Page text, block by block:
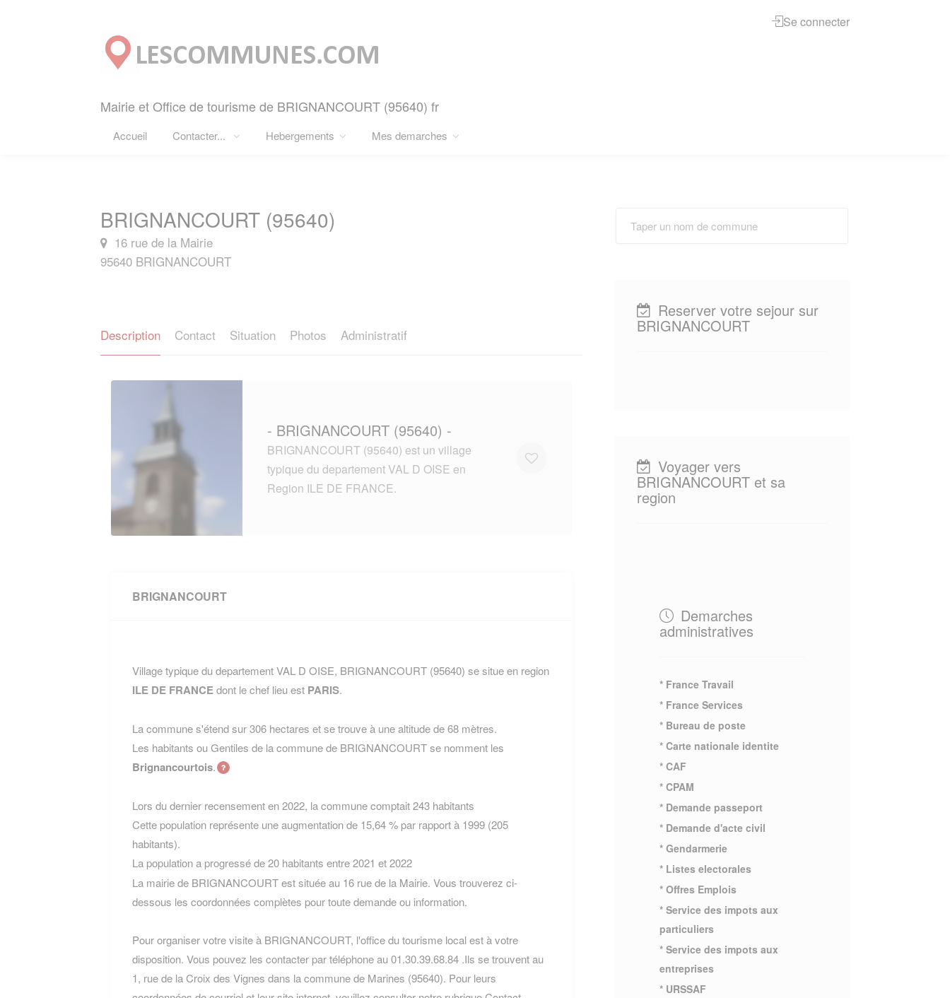
Mairie et Office de tourisme de BRIGNANCOURT (95640) fr
Accueil Contacter... Hebergements Mes demarches
Se connecter
BRIGNANCOURT (95640)
16 rue de la Mairie
95640 BRIGNANCOURT
Description Contact Situation Photos Administratif
- BRIGNANCOURT (95640) -
BRIGNANCOURT (95640) est un village
typique du departement VAL D OISE en
Region ILE DE FRANCE.
BRIGNANCOURT
Village typique du departement VAL D OISE, BRIGNANCOURT (95640) se situe en region
ILE DE FRANCEdont le chef lieu est PARIS.
La commune s'étend sur 306 hectares et se trouve à une altitude de 68 mètres.
Les habitants ou Gentiles de la commune de BRIGNANCOURT se nomment les
Brignancourtois.
Lors du dernier recensement en 2022, la commune comptait 243 habitants
Cette population représente une augmentation de 15,64 % par rapport à 1999 (205
habitants).
La population a progressé de 20 habitants entre 2021 et 2022
La mairie de BRIGNANCOURT est située au 16 rue de la Mairie. Vous trouverez ci-
dessous les coordonnées complètes pour toute demande ou information.
Pour organiser votre visite à BRIGNANCOURT, l'office du tourisme local est à votre
disposition. Vous pouvez les contacter par téléphone au 01.30.39.68.84 .Ils se trouvent au
1, rue de la Croix des Vignes dans la commune de Marines (95640). Pour leurs
Reserver votre sejour sur
BRIGNANCOURT
Voyager vers
BRIGNANCOURT et sa
region
Demarches
administratives
* France Travail
* France Services
* Bureau de poste
* Carte nationale identite
* CAF
* CPAM
* Demande passeport
* Demande d'acte civil
* Gendarmerie
* Listes electorales
* Offres Emplois
* Service des impots aux
particuliers
* Service des impots aux
entreprises
* URSSAF